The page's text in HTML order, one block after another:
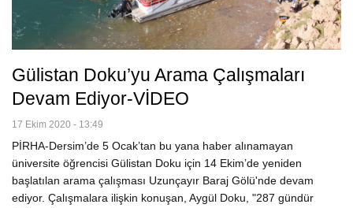
Gülistan Doku’yu Arama Çalışmaları
Devam Ediyor-VİDEO
17 Ekim 2020 - 13:49
PİRHA-Dersim’de 5 Ocak’tan bu yana haber alınamayan
üniversite öğrencisi Gülistan Doku için 14 Ekim’de yeniden
başlatılan arama çalışması Uzunçayır Baraj Gölü'nde devam
ediyor. Çalışmalara ilişkin konuşan, Aygül Doku, "287 gündür